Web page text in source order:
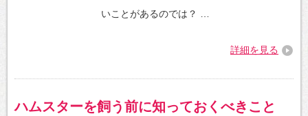
いことがあるのでは？ …
詳細を見る
ハムスターを飼う前に知っておくべきこと